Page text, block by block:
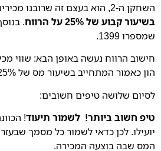
השחקן ה-2, הוא בעצם זה שרובנו מכירים, מדי פעם קונה או מוכר מטבע וירטואלי. אצל שחקן 2 הפעולה מהווה מכירת זכות או נכס ולכן הכנסה זו
בשיעור קבוע של 25% על הרווח
שמספרו 1399.
חישוב הרווח נעשה באופן הבא:
הון כאמור המתחייב בשיעור מס של 25%.
לסיום שלושה טיפים חשובים:
טיפ חשוב ביותר! לשמור תיעוד!
יועילו. לכן כדאי לשמור כל מסמך
המס שבה בוצעה המכירה.